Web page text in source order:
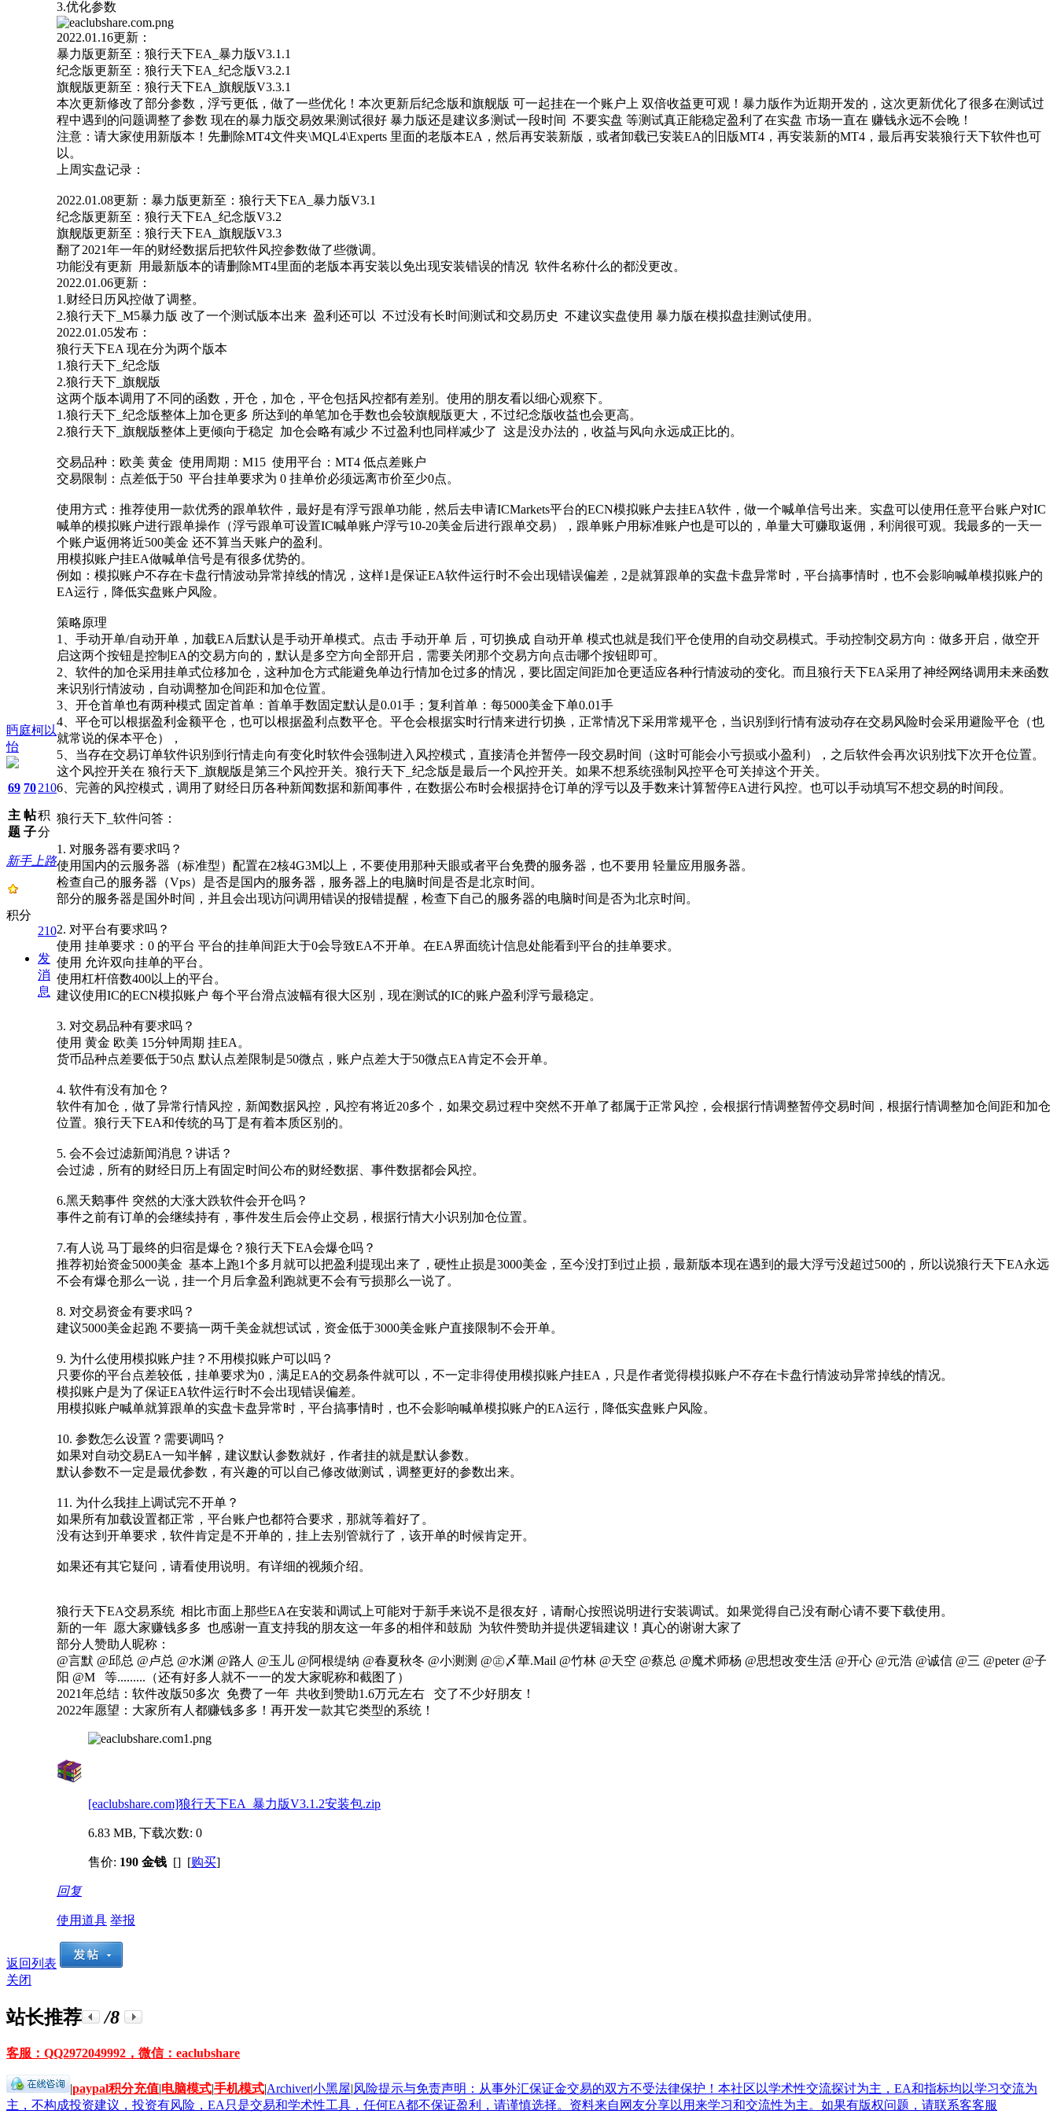
眄庭柯以
怡
69
主
题
70
帖
子
210
积
分
新手上路
积分
210
发
消
息
3.优化参数
2022.01.16更新：
暴力版更新至：狼行天下EA_暴力版V3.1.1
纪念版更新至：狼行天下EA_纪念版V3.2.1
旗舰版更新至：狼行天下EA_旗舰版V3.3.1
本次更新修改了部分参数，浮亏更低，做了一些优化！本次更新后纪念版和旗舰版 可一起挂在一个账户上 双倍收益更可观！暴力版作为近期开发的，这次更新优化了很多在测试过
程中遇到的问题调整了参数 现在的暴力版交易效果测试很好 暴力版还是建议多测试一段时间 不要实盘 等测试真正能稳定盈利了在实盘 市场一直在 赚钱永远不会晚！
注意：请大家使用新版本！先删除MT4文件夹\MQL4\Experts 里面的老版本EA，然后再安装新版，或者卸载已安装EA的旧版MT4，再安装新的MT4，最后再安装狼行天下软件也可
以。
上周实盘记录：
2022.01.08更新：暴力版更新至：狼行天下EA_暴力版V3.1
纪念版更新至：狼行天下EA_纪念版V3.2
旗舰版更新至：狼行天下EA_旗舰版V3.3
翻了2021年一年的财经数据后把软件风控参数做了些微调。
功能没有更新 用最新版本的请删除MT4里面的老版本再安装以免出现安装错误的情况 软件名称什么的都没更改。
2022.01.06更新：
1.财经日历风控做了调整。
2.狼行天下_M5暴力版 改了一个测试版本出来 盈利还可以 不过没有长时间测试和交易历史 不建议实盘使用 暴力版在模拟盘挂测试使用。
2022.01.05发布：
狼行天下EA 现在分为两个版本
1.狼行天下_纪念版
2.狼行天下_旗舰版
这两个版本调用了不同的函数，开仓，加仓，平仓包括风控都有差别。使用的朋友看以细心观察下。
1.狼行天下_纪念版整体上加仓更多 所达到的单笔加仓手数也会较旗舰版更大，不过纪念版收益也会更高。
2.狼行天下_旗舰版整体上更倾向于稳定 加仓会略有减少 不过盈利也同样减少了 这是没办法的，收益与风向永远成正比的。
交易品种：欧美 黄金 使用周期：M15 使用平台：MT4 低点差账户
交易限制：点差低于50 平台挂单要求为 0 挂单价必须远离市价至少0点。
使用方式：推荐使用一款优秀的跟单软件，最好是有浮亏跟单功能，然后去申请ICMarkets平台的ECN模拟账户去挂EA软件，做一个喊单信号出来。实盘可以使用任意平台账户对IC
喊单的模拟账户进行跟单操作（浮亏跟单可设置IC喊单账户浮亏10-20美金后进行跟单交易），跟单账户用标准账户也是可以的，单量大可赚取返佣，利润很可观。我最多的一天一
个账户返佣将近500美金 还不算当天账户的盈利。
用模拟账户挂EA做喊单信号是有很多优势的。
例如：模拟账户不存在卡盘行情波动异常掉线的情况，这样1是保证EA软件运行时不会出现错误偏差，2是就算跟单的实盘卡盘异常时，平台搞事情时，也不会影响喊单模拟账户的
EA运行，降低实盘账户风险。
策略原理
1、手动开单/自动开单，加载EA后默认是手动开单模式。点击 手动开单 后，可切换成 自动开单 模式也就是我们平仓使用的自动交易模式。手动控制交易方向：做多开启，做空开
启这两个按钮是控制EA的交易方向的，默认是多空方向全部开启，需要关闭那个交易方向点击哪个按钮即可。
2、软件的加仓采用挂单式位移加仓，这种加仓方式能避免单边行情加仓过多的情况，要比固定间距加仓更适应各种行情波动的变化。而且狼行天下EA采用了神经网络调用未来函数
来识别行情波动，自动调整加仓间距和加仓位置。
3、开仓首单也有两种模式 固定首单：首单手数固定默认是0.01手；复利首单：每5000美金下单0.01手
4、平仓可以根据盈利金额平仓，也可以根据盈利点数平仓。平仓会根据实时行情来进行切换，正常情况下采用常规平仓，当识别到行情有波动存在交易风险时会采用避险平仓（也
就常说的保本平仓），
5、当存在交易订单软件识别到行情走向有变化时软件会强制进入风控模式，直接清仓并暂停一段交易时间（这时可能会小亏损或小盈利），之后软件会再次识别找下次开仓位置。
这个风控开关在 狼行天下_旗舰版是第三个风控开关。狼行天下_纪念版是最后一个风控开关。如果不想系统强制风控平仓可关掉这个开关。
6、完善的风控模式，调用了财经日历各种新闻数据和新闻事件，在数据公布时会根据持仓订单的浮亏以及手数来计算暂停EA进行风控。也可以手动填写不想交易的时间段。
狼行天下_软件问答：
1. 对服务器有要求吗？
使用国内的云服务器（标准型）配置在2核4G3M以上，不要使用那种天眼或者平台免费的服务器，也不要用 轻量应用服务器。
检查自己的服务器（Vps）是否是国内的服务器，服务器上的电脑时间是否是北京时间。
部分的服务器是国外时间，并且会出现访问调用错误的报错提醒，检查下自己的服务器的电脑时间是否为北京时间。
2. 对平台有要求吗？
使用 挂单要求：0 的平台 平台的挂单间距大于0会导致EA不开单。在EA界面统计信息处能看到平台的挂单要求。
使用 允许双向挂单的平台。
使用杠杆倍数400以上的平台。
建议使用IC的ECN模拟账户 每个平台滑点波幅有很大区别，现在测试的IC的账户盈利浮亏最稳定。
3. 对交易品种有要求吗？
使用 黄金 欧美 15分钟周期 挂EA。
货币品种点差要低于50点 默认点差限制是50微点，账户点差大于50微点EA肯定不会开单。
4. 软件有没有加仓？
软件有加仓，做了异常行情风控，新闻数据风控，风控有将近20多个，如果交易过程中突然不开单了都属于正常风控，会根据行情调整暂停交易时间，根据行情调整加仓间距和加仓
位置。狼行天下EA和传统的马丁是有着本质区别的。
5. 会不会过滤新闻消息？讲话？
会过滤，所有的财经日历上有固定时间公布的财经数据、事件数据都会风控。
6.黑天鹅事件 突然的大涨大跌软件会开仓吗？
事件之前有订单的会继续持有，事件发生后会停止交易，根据行情大小识别加仓位置。
7.有人说 马丁最终的归宿是爆仓？狼行天下EA会爆仓吗？
推荐初始资金5000美金 基本上跑1个多月就可以把盈利提现出来了，硬性止损是3000美金，至今没打到过止损，最新版本现在遇到的最大浮亏没超过500的，所以说狼行天下EA永远
不会有爆仓那么一说，挂一个月后拿盈利跑就更不会有亏损那么一说了。
8. 对交易资金有要求吗？
建议5000美金起跑 不要搞一两千美金就想试试，资金低于3000美金账户直接限制不会开单。
9. 为什么使用模拟账户挂？不用模拟账户可以吗？
只要你的平台点差较低，挂单要求为0，满足EA的交易条件就可以，不一定非得使用模拟账户挂EA，只是作者觉得模拟账户不存在卡盘行情波动异常掉线的情况。
模拟账户是为了保证EA软件运行时不会出现错误偏差。
用模拟账户喊单就算跟单的实盘卡盘异常时，平台搞事情时，也不会影响喊单模拟账户的EA运行，降低实盘账户风险。
10. 参数怎么设置？需要调吗？
如果对自动交易EA一知半解，建议默认参数就好，作者挂的就是默认参数。
默认参数不一定是最优参数，有兴趣的可以自己修改做测试，调整更好的参数出来。
11. 为什么我挂上调试完不开单？
如果所有加载设置都正常，平台账户也都符合要求，那就等着好了。
没有达到开单要求，软件肯定是不开单的，挂上去别管就行了，该开单的时候肯定开。
如果还有其它疑问，请看使用说明。有详细的视频介绍。
狼行天下EA交易系统 相比市面上那些EA在安装和调试上可能对于新手来说不是很友好，请耐心按照说明进行安装调试。如果觉得自己没有耐心请不要下载使用。
新的一年 愿大家赚钱多多 也感谢一直支持我的朋友这一年多的相伴和鼓励 为软件赞助并提供逻辑建议！真心的谢谢大家了
部分人赞助人昵称：
@言默 @邱总 @卢总 @水渊 @路人 @玉儿 @阿根缇纳 @春夏秋冬 @小测测 @㊣〆華.Mail @竹林 @天空 @蔡总 @魔术师杨 @思想改变生活 @开心 @元浩 @诚信 @三 @peter @子
阳 @M 等.........（还有好多人就不一一的发大家昵称和截图了）
2021年总结：软件改版50多次 免费了一年 共收到赞助1.6万元左右 交了不少好朋友！
2022年愿望：大家所有人都赚钱多多！再开发一款其它类型的系统！
[eaclubshare.com]狼行天下EA_暴力版V3.1.2安装包.zip
6.83 MB, 下载次数: 0
售价: 190 金钱 [] [购买]
回复
使用道具 举报
返回列表
关闭
站长推荐 /8
客服：QQ2972049992，微信：eaclubshare
|paypal积分充值|电脑模式|手机模式|Archiver|小黑屋|风险提示与免责声明：从事外汇保证金交易的双方不受法律保护！本社区以学术性交流探讨为主，EA和指标均以学习交流为
主，不构成投资建议，投资有风险，EA只是交易和学术性工具，任何EA都不保证盈利，请谨慎选择。资料来自网友分享以用来学习和交流性为主。如果有版权问题，请联系客客服